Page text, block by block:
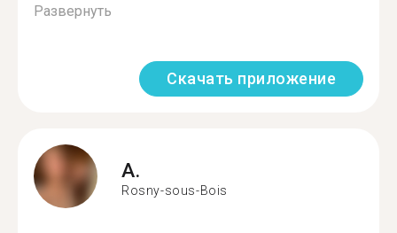
Развернуть
Скачать приложение
A.
Rosny-sous-Bois